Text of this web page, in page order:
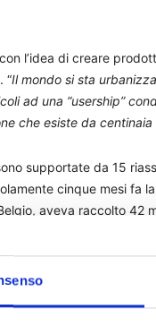
l’idea di creare
“Il mondo si sta
ad una “usership”
che esiste da
supportate da 15
cinque mesi fa
aveva raccolto 42
che prevede anche il